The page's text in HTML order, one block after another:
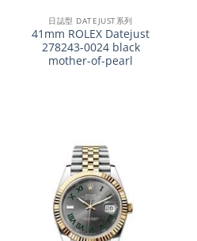
日誌型 DATEJUST系列
41mm ROLEX Datejust
278243-0024 black
mother-of-pearl